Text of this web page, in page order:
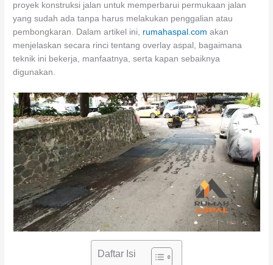
proyek konstruksi jalan untuk memperbarui permukaan jalan
yang sudah ada tanpa harus melakukan penggalian atau
pembongkaran. Dalam artikel ini, rumahaspal.com akan
menjelaskan secara rinci tentang overlay aspal, bagaimana
teknik ini bekerja, manfaatnya, serta kapan sebaiknya
digunakan.
Daftar Isi